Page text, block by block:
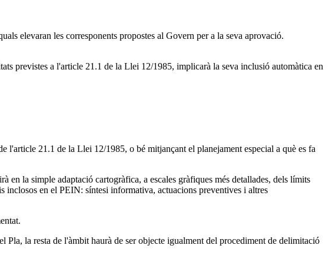
elevaran les corresponents propostes al Govern per a la seva aprovació.
previstes a l'article 21.1 de la Llei 12/1985, implicarà la seva inclusió automàtica en
l'article 21.1 de la Llei 12/1985, o bé mitjançant el planejament especial a què es fa
la simple adaptació cartogràfica, a escales gràfiques més detallades, dels límits
inclosos en el PEIN: síntesi informativa, actuacions preventives i altres
la resta de l'àmbit haurà de ser objecte igualment del procediment de delimitació